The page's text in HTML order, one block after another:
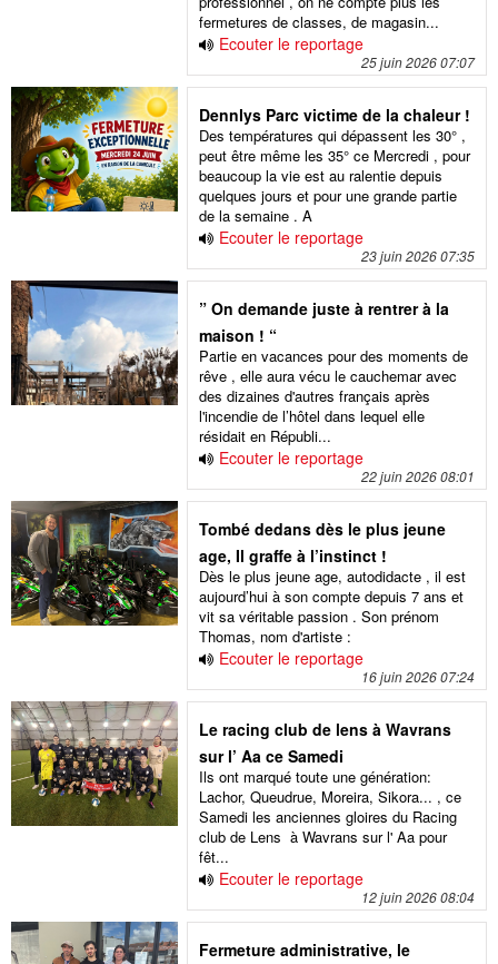
fermetures de classes, de magasin...
Ecouter le reportage
25 juin 2026 07:07
Dennlys Parc victime de la chaleur !
Des températures qui dépassent les 30° ,
peut être même les 35° ce Mercredi , pour
beaucoup la vie est au ralentie depuis
quelques jours et pour une grande partie
de la semaine . A
Ecouter le reportage
23 juin 2026 07:35
” On demande juste à rentrer à la
maison ! “
Partie en vacances pour des moments de
rêve , elle aura vécu le cauchemar avec
des dizaines d'autres français après
l'incendie de l’hôtel dans lequel elle
résidait en Républi...
Ecouter le reportage
22 juin 2026 08:01
Tombé dedans dès le plus jeune
age, Il graffe à l’instinct !
Dès le plus jeune age, autodidacte , il est
aujourd’hui à son compte depuis 7 ans et
vit sa véritable passion . Son prénom
Thomas, nom d'artiste :
Ecouter le reportage
16 juin 2026 07:24
Le racing club de lens à Wavrans
sur l’ Aa ce Samedi
Ils ont marqué toute une génération:
Lachor, Queudrue, Moreira, Sikora... , ce
Samedi les anciennes gloires du Racing
club de Lens à Wavrans sur l' Aa pour
fêt...
Ecouter le reportage
12 juin 2026 08:04
Fermeture administrative, le